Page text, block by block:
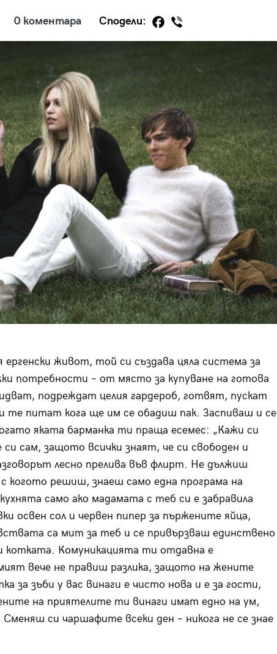
0 коментара Сподели:
ергенски живот, той си създава цяла система за
потребности – от място за купуване на готова
подреждат целия гардероб, готвят, пускат
те питат кога ще им се обадиш пак. Заспиваш и се
яката барманка ти праща есемес: „Кажи си
си сам, защото всички знаят, че си свободен и
лесно прелива във флирт. Не дължиш
когото решиш, знаеш само една програма на
само ако мадамата с теб си е забравила
освен сол и червен пипер за пържените яйца,
са мит за теб и се привързваш единствено
котката. Комуникацията ти отдавна е
вече не правиш разлика, защото на жените
за зъби у вас винаги е чисто нова и е за гости,
на приятелите ти винаги имат едно на ум,
си чаршафите всеки ден – никога не се знае
29 /29